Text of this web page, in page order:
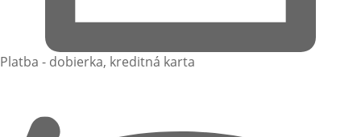
Platba - dobierka, kreditná karta